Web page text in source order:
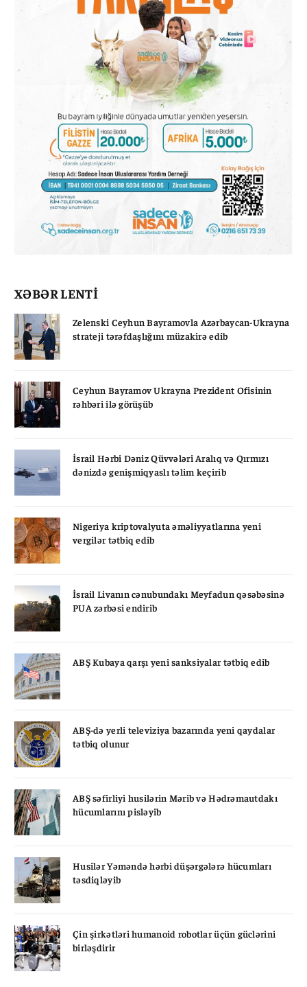
XƏBƏR LENTİ
Zelenski Ceyhun Bayramovla Azərbaycan-Ukrayna
strateji tərəfdaşlığını müzakirə edib
Ceyhun Bayramov Ukrayna Prezident Ofisinin
rəhbəri ilə görüşüb
İsrail Hərbi Dəniz Qüvvələri Aralıq və Qırmızı
dənizdə genişmiqyaslı təlim keçirib
Nigeriya kriptovalyuta əməliyyatlarına yeni
vergilər tətbiq edib
İsrail Livanın cənubundakı Meyfadun qəsəbəsinə
PUA zərbəsi endirib
ABŞ Kubaya qarşı yeni sanksiyalar tətbiq edib
ABŞ-də yerli televiziya bazarında yeni qaydalar
tətbiq olunur
ABŞ səfirliyi husilərin Mərib və Hədrəmautdakı
hücumlarını pisləyib
Husilər Yəməndə hərbi düşərgələrə hücumları
təsdiqləyib
Çin şirkətləri humanoid robotlar üçün güclərini
birləşdirir